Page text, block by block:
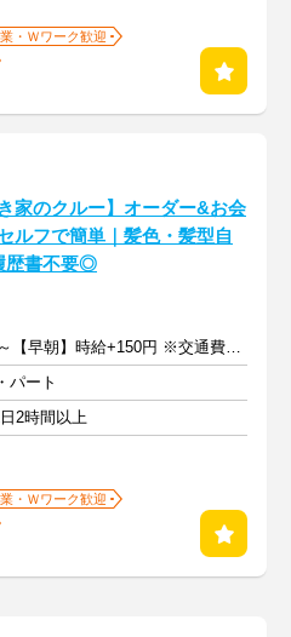
・Ｗワーク歓迎
き家のクルー】オーダー&お会
ルフで簡単｜髪色・髪型自
歴書不要◎
時給1050円～【早朝】時給+150円 ※交通費支給
パート
2時間以上
・Ｗワーク歓迎